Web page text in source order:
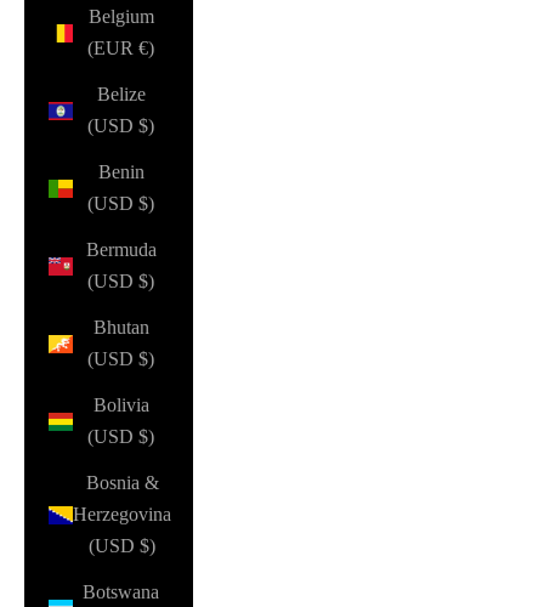
Belgium
(EUR €)
Belize
(USD $)
Benin
(USD $)
Bermuda
(USD $)
Bhutan
(USD $)
Bolivia
(USD $)
Bosnia &
Herzegovina
(USD $)
Botswana